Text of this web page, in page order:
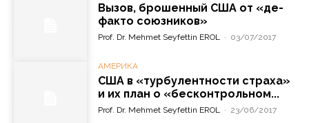
Вызов, брошенный США от «де-
факто союзников»
Prof. Dr. Mehmet Seyfettin EROL - 03/07/2017
АМЕРИКА
США в «турбулентности страха»
и их план о «бесконтрольном...
Prof. Dr. Mehmet Seyfettin EROL - 23/06/2017